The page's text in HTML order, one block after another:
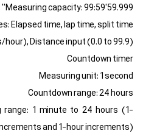
Measuring capacity: 99:59'59.999''
Elapsed time, lap time, split time
Distance input (0.0 to 99.9)
Countdown timer
Measuring unit: 1 second
Countdown range: 24 hours
1 minute to 24 hours (1-
and 1-hour increments)